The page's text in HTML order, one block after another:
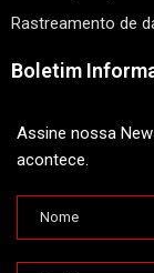
Rastreamento de
Boletim
Assine nossa
acontece.